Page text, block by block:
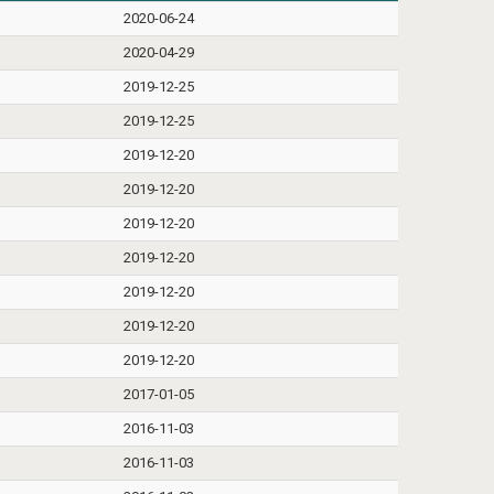
2020-06-24
2020-04-29
2019-12-25
2019-12-25
2019-12-20
2019-12-20
2019-12-20
2019-12-20
2019-12-20
2019-12-20
2019-12-20
2017-01-05
2016-11-03
2016-11-03